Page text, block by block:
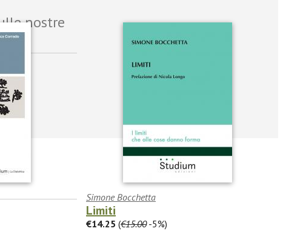
Simone Bocchetta
Limiti
€14.25 (€15.00-5%)
nostre